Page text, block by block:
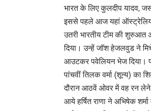
भारत के लिए कुलदीप यादव,
इससे पहले आज यहां
उतरी भारतीय टीम की शुरुआत
दिया। उन्हें जॉश हेजलवुड ने
आउटकर पवेलियन भेज दिया।
पांचवीं तिलक वर्मा (शून्य) का
दौरान आठवें ओवर में वह रन
आये हर्षित राणा ने अभिषेक